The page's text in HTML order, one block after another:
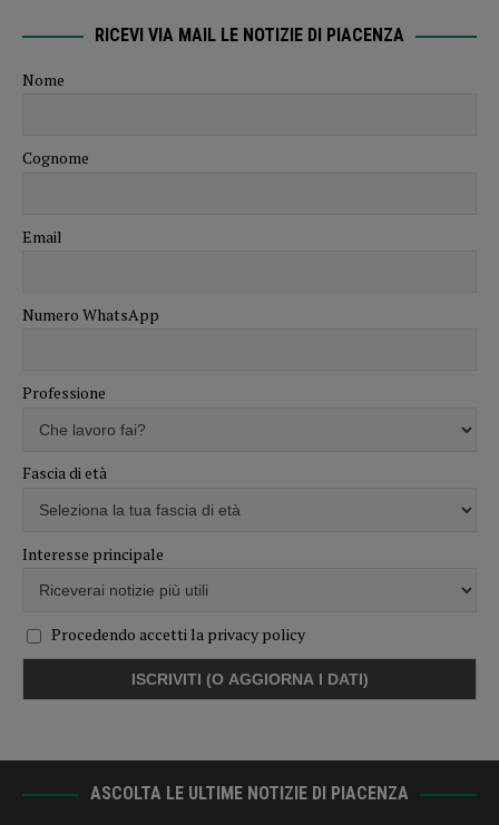
RICEVI VIA MAIL LE NOTIZIE DI PIACENZA
Nome
Cognome
Email
Numero WhatsApp
Professione
Fascia di età
Interesse principale
Procedendo accetti la privacy policy
ASCOLTA LE ULTIME NOTIZIE DI PIACENZA